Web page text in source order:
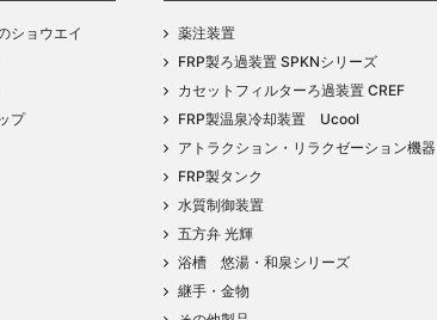
ショウエイ
プ
薬注装置
FRP製ろ過装置 SPKNシリーズ
カセットフィルターろ過装置 CREF
FRP製温泉冷却装置 Ucool
アトラクション・リラクゼーション機器
FRP製タンク
水質制御装置
五方弁 光輝
浴槽 悠湯・和泉シリーズ
継手・金物